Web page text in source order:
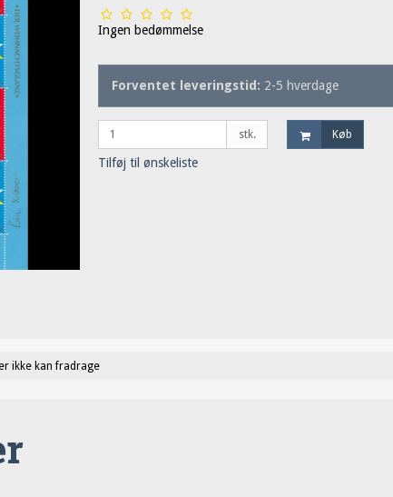
Ingen bedømmelse
Forventet leveringstid: 2-5 hverdage
stk. Køb
Tilføj til ønskeliste
ikke kan fradrage